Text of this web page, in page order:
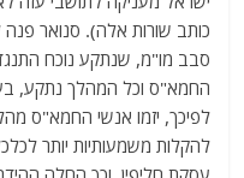
כותב שורות אלה). סנואר פנה
סבב מו"מ, שנתקע נוכח
החמא"ס וכל המהלך נתקע,
לפיכך, יזמו אנשי החמא"ס
להקלות משמעותיות יותר